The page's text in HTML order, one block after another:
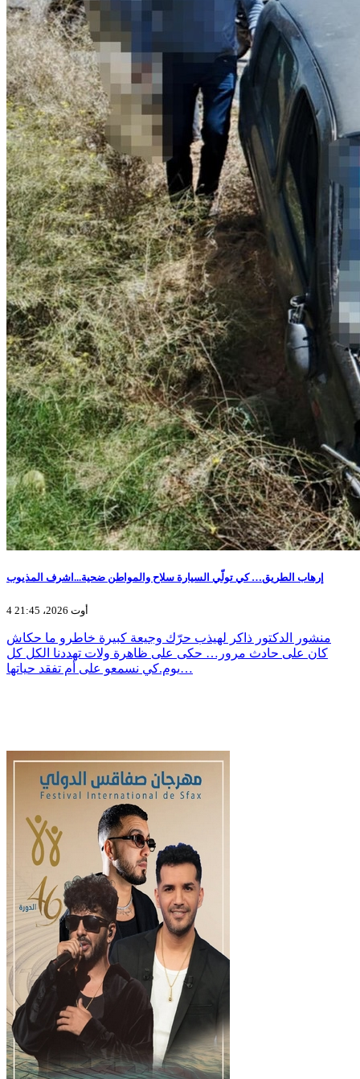
إرهاب الطريق… كي تولّي السيارة سلاح والمواطن ضحية...اشرف المذيوب
4 أوت 2026، 21:45
منشور الدكتور ذاكر لهيذب حرّك وجيعة كبيرة خاطرو ما حكاش
كان على حادث مرور… حكى على ظاهرة ولات تهددنا الكل كل
يوم.كي نسمعو على أم تفقد حياتها…